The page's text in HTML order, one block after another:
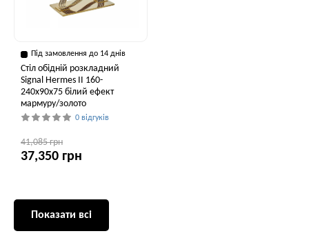
Під замовлення до 14 днів
Стіл обідній розкладний
Signal Hermes II 160-
240x90x75 білий ефект
мармуру/золото
0 відгуків
41,085 грн
37,350 грн
Показати всі